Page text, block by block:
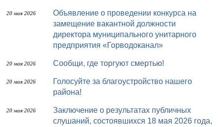
20 мая 2026
Объявление о проведении конкурса на
замещение вакантной должности
директора муниципального унитарного
предприятия «Горводоканал»
20 мая 2026 Сообщи, где торгуют смертью!
20 мая 2026
Голосуйте за благоустройство нашего
района!
20 мая 2026
Заключение о результатах публичных
слушаний, состоявшихся 18 мая 2026 года,